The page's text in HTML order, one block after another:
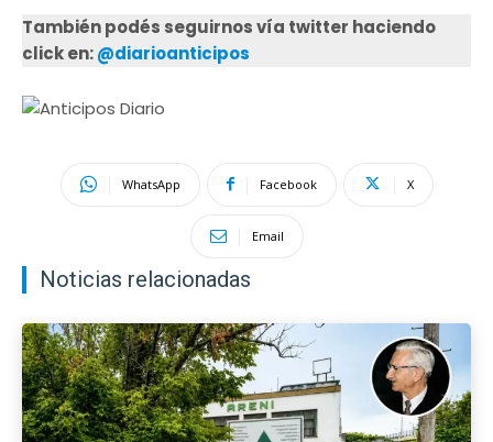
También podés seguirnos vía twitter haciendo
click en:@diarioanticipos
WhatsApp Facebook X
Email
Noticias relacionadas